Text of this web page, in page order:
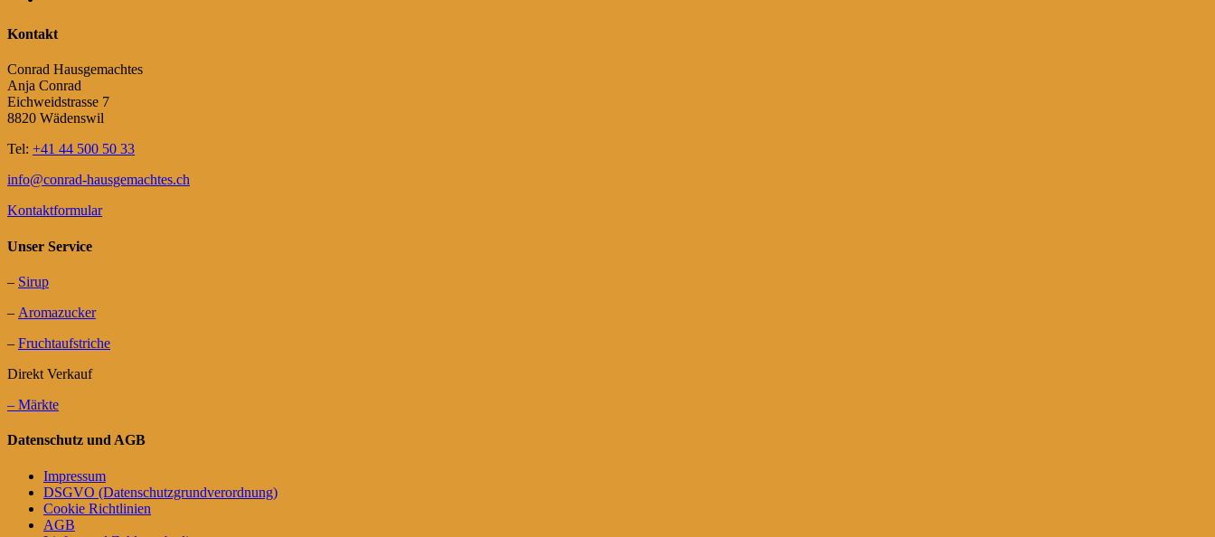
Kontakt
Conrad Hausgemachtes
Anja Conrad
Eichweidstrasse 7
8820 Wädenswil
Tel: +41 44 500 50 33
info@conrad-hausgemachtes.ch
Kontaktformular
Unser Service
– Sirup
– Aromazucker
– Fruchtaufstriche
Direkt Verkauf
– Märkte
Datenschutz und AGB
Impressum
DSGVO (Datenschutzgrundverordnung)
Cookie Richtlinien
AGB